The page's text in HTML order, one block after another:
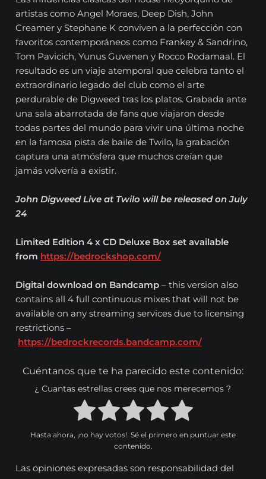
artistas como Angel Moraes, Deep Dish, John
Creamer y Stephane K conviven a la perfección con
favoritos contemporáneos como Frankey & Sandrino,
Tom Pavicich, Yunus Guvenen y Rocco Rodamaal. El
resultado es un viaje atemporal que celebra tanto el
extraordinario legado del club como el arte
perdurable de Digweed tras los platos. Grabada ante
una sala abarrotada de fans que viajaron desde
todas partes del mundo para vivir una última noche
en la famosa pista de baile de Twilo, la grabación
captura una atmósfera que muchos creían que
jamás volvería a existir.
John Digweed Live at Twilo will be released on July
24
Limited Edition 4 x CD Deluxe Box set available
from https://bedrockshop.com/
Digital download on Bandcamp – this version also
contains all 4 full continuous mixes that will not be
available on any streaming services due to licensing
restrictions –
https://bedrockrecords.bandcamp.com/
Cuéntanos que te ha parecido este contenido:
¿ Cuantas estrellas crees que nos merecemos ?
Hasta ahora, ¡no hay votos!. Sé el primero en puntuar este
contenido.
Las opiniones expresadas son responsabilidad del